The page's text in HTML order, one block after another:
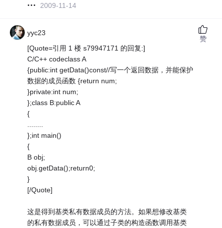
2009-11-14
yyc23
[Quote=引用 1 楼 s79947171 的回复:]
C/C++ codeclass A
{public:int getData()const//写一个返回数据，并能保护
数据的成员函数 {return num;
}private:int num;
};class B:public A
{
};int main()
{
B obj;
obj.getData();return0;
}
[/Quote]
这是得到基类私有数据成员的方法。如果想修改基类
的私有数据成员，可以通过子类的构造函数调用基类
赞